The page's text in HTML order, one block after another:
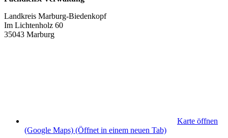
Landkreis Marburg-Biedenkopf
Im Lichtenholz 60
35043 Marburg
Karte öffnen
(Google Maps) (Öffnet in einem neuen Tab)